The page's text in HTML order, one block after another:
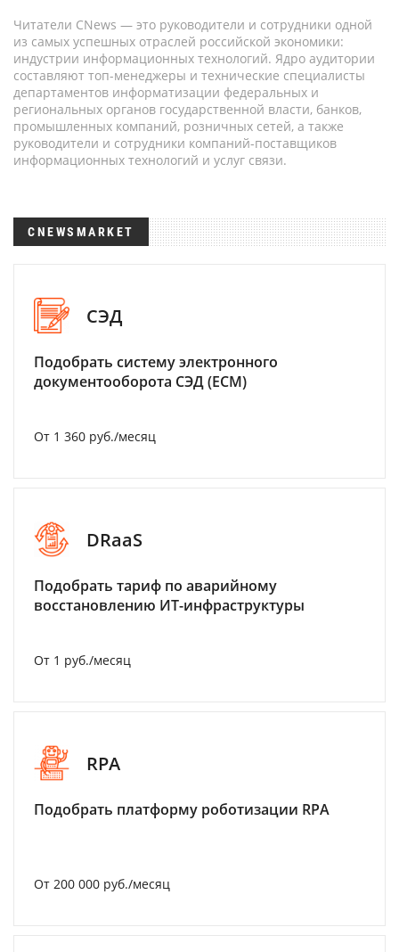
Читатели CNews — это руководители и сотрудники одной
из самых успешных отраслей российской экономики:
индустрии информационных технологий. Ядро аудитории
составляют топ-менеджеры и технические специалисты
департаментов информатизации федеральных и
региональных органов государственной власти, банков,
промышленных компаний, розничных сетей, а также
руководители и сотрудники компаний-поставщиков
информационных технологий и услуг связи.
CNEWSMARKET
СЭД
Подобрать систему электронного
документооборота СЭД (ECM)
От 1 360 руб./месяц
DRaaS
Подобрать тариф по аварийному
восстановлению ИТ-инфраструктуры
От 1 руб./месяц
RPA
Подобрать платформу роботизации RPA
От 200 000 руб./месяц